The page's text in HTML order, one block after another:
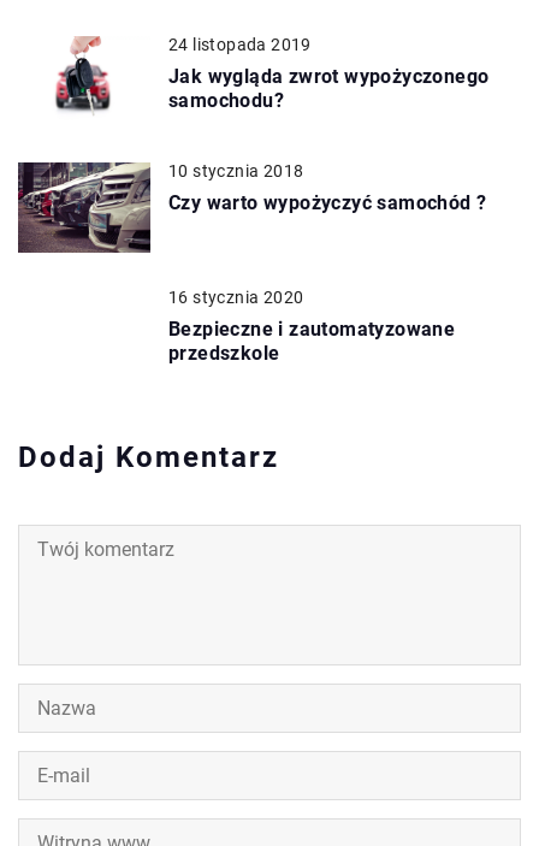
24 listopada 2019
Jak wygląda zwrot wypożyczonego
samochodu?
10 stycznia 2018
Czy warto wypożyczyć samochód ?
16 stycznia 2020
Bezpieczne i zautomatyzowane
przedszkole
Dodaj Komentarz